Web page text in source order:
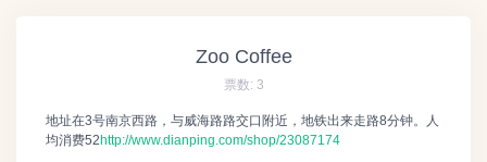
Zoo Coffee
票数: 3
地址在3号南京西路，与威海路路交口附近，地铁出来走路8分钟。人
均消费52 http://www.dianping.com/shop/23087174